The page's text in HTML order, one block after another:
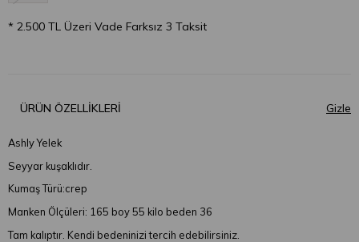
* 2.500 TL Üzeri Vade Farksız 3 Taksit
ÜRÜN ÖZELLIKLERI
Ashly Yelek
Seyyar kuşaklıdır.
Kumaş Türü:crep
Manken Ölçüleri: 165 boy 55 kilo beden 36
Tam kalıptır. Kendi bedeninizi tercih edebilirsiniz.